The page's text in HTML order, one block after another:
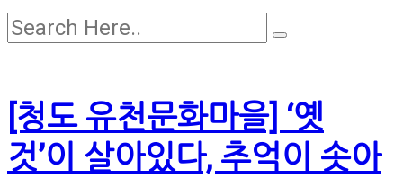
[청도 유천문화마을] ‘옛
것’이 살아있다, 추억이 솟아